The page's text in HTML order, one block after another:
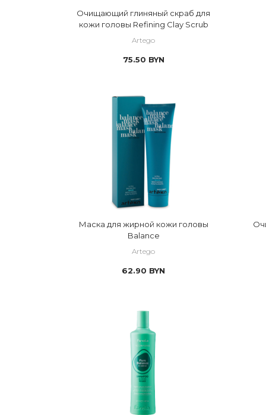
Пилинги. Скрабы.
Шампуни
Шампуни
Очищающий глиняный скраб для
кожи головы Refining Clay Scrub
Artego
75.50 BYN
Маска для жирной кожи головы
Balance
Artego
62.90 BYN